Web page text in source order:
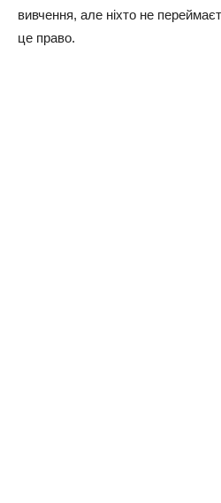
вивчення, але ніхто не
це право.